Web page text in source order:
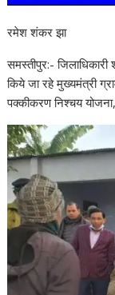
रमेश शंकर झा
समस्तीपुर:-
किये जा रहे मुख्यमंत्री
पक्कीकरण निश्चय योजना,